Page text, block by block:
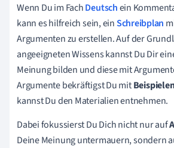
Wenn Du im FachDeutschein
kann es hilfreich sein, einSchreibplan
Argumenten zu erstellen. Auf der
angeeigneten Wissens kannst Du Dir
Meinung bilden und diese mit
Argumente bekräftigst Du mit
kannst Du den Materialien entnehmen.
Dabei fokussierst Du Dich nicht nur auf
Deine Meinung untermauern, sondern